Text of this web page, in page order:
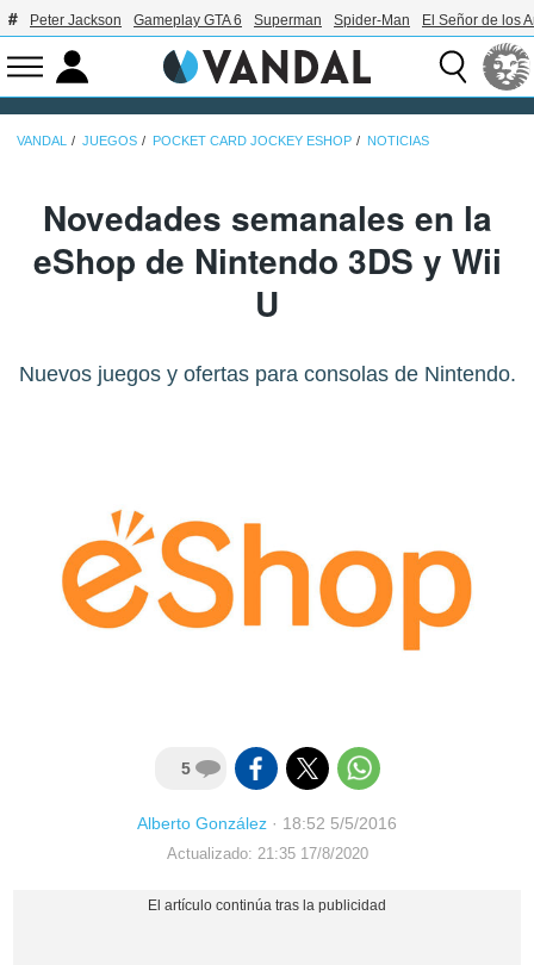
Peter Jackson Gameplay GTA 6 Superman Spider-Man El Señor de los
VANDAL JUEGOS POCKET CARD JOCKEY ESHOP NOTICIAS
Novedades semanales en la
eShop de Nintendo 3DS y Wii
U
Nuevos juegos y ofertas para consolas de Nintendo.
5
Alberto González · 18:52 5/5/2016
Actualizado: 21:35 17/8/2020